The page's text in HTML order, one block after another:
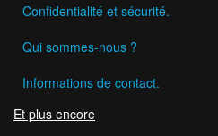
Confidentialité et sécurité.
Qui sommes-nous ?
Informations de contact.
Et plus encore